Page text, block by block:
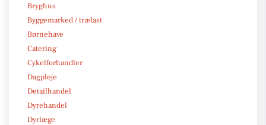
Bryghus
Byggemarked / trælast
Børnehave
Catering
Cykelforhandler
Dagpleje
Detailhandel
Dyrehandel
Dyrlæge